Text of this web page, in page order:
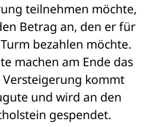
teilnehmen möchte,
Betrag an, den er für
bezahlen möchte.
machen am Ende das
Versteigerung kommt
und wird an den
gespendet.